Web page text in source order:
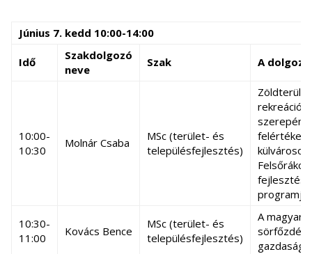
Június 7. kedd 10:00-14:00
Idő
Szakdolgozó
neve
Szak A
10:00-
10:30
Molnár Csaba
MSc (terület- és
településfejlesztés)
rekreációs
fejlesztési
programja
10:30-
11:00
Kovács Bence
MSc (terület- és
településfejlesztés)
A magyar
sörfőzdék